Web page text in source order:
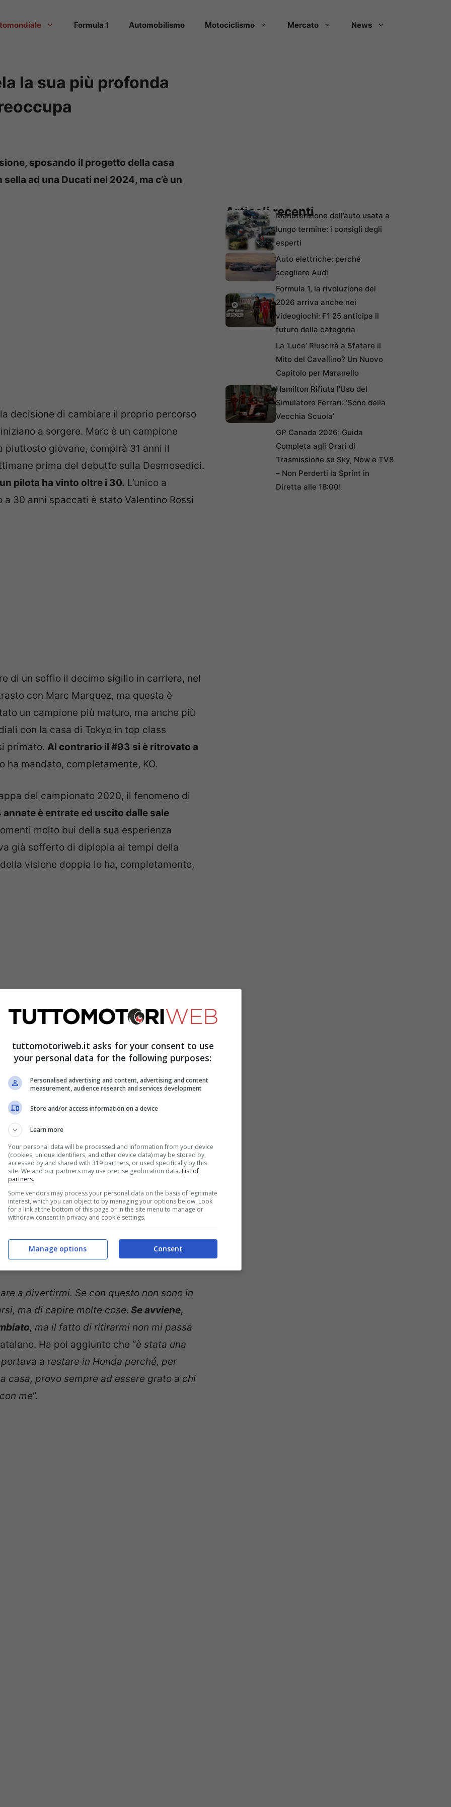
Formula 1 Automobilismo Motociclismo Mercato News
la sua più profonda
sposando il progetto della casa
ad una Ducati nel 2024, ma c’è un
decisione di cambiare il proprio percorso
a sorgere. Marc è un campione
piuttosto giovane, compirà 31 anni il
prima del debutto sulla Desmosedici.
pilota ha vinto oltre i 30. L’unico a
30 anni spaccati è stato Valentino Rossi
di un soffio il decimo sigillo in carriera, nel
con Marc Marquez, ma questa è
un campione più maturo, ma anche più
con la casa di Tokyo in top class
primato. Al contrario il #93 si è ritrovato a
ha mandato, completamente, KO.
del campionato 2020, il fenomeno di
annate è entrate ed uscito dalle sale
molto bui della sua esperienza
già sofferto di diplopia ai tempi della
visione doppia lo ha, completamente,
mandando di fatto in crisi anche la sua
orfana del suo campione di riferimento,
posto della graduatoria mondiale. Aver
pilota, dopo il ritiro di Pedrosa e
la squadra migliore.
ha detto addio al team HRC, scegliendo
Percorso inverso rispetto a Casey Stoner.
Racing e tutti stanno dando troppo per
tranne il protagonista numero 1, ovvero
intervista rilasciata ai colleghi di
e ammettere anche una sua paura.
a divertirmi. Se con questo non sono in
ma di capire molte cose. Se avviene,
, ma il fatto di ritirarmi non mi passa
Ha poi aggiunto che “è stata una
a restare in Honda perché, per
casa, provo sempre ad essere grato a chi
me“.
Articoli recentiManutenzione dell’auto usata a
lungo termine: i consigli degli
esperti
Auto elettriche: perché
scegliere Audi
Formula 1, la rivoluzione del
2026 arriva anche nei
videogiochi: F1 25 anticipa il
futuro della categoria
La ‘Luce’ Riuscirà a Sfatare il
Mito del Cavallino? Un Nuovo
Capitolo per Maranello
Hamilton Rifiuta l’Uso del
Simulatore Ferrari: ‘Sono della
Vecchia Scuola’
GP Canada 2026: Guida
Completa agli Orari di
Trasmissione su Sky, Now e TV8
– Non Perderti la Sprint in
Diretta alle 18:00!
tuttomotoriweb.it asks for your consent to use
your personal data for the following purposes:
Personalised advertising and content, advertising and content
measurement, audience research and services development
Store and/or access information on a device
Learn more
Your personal data will be processed and information from your device
(cookies, unique identifiers, and other device data) may be stored by,
accessed by and shared with 319 partners, or used specifically by this
site. We and our partners may use precise geolocation data. List of
partners.
Some vendors may process your personal data on the basis of legitimate
interest, which you can object to by managing your options below. Look
for a link at the bottom of this page or in the site menu to manage or
withdraw consent in privacy and cookie settings.
Consent
Manage options